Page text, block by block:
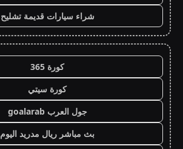
شراء سيارات قديمة تشليح
كورة 365
كورة سيتي
جول العرب goalarab
بث مباشر ريال مدريد اليوم